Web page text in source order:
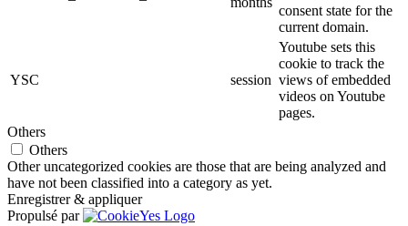
consent state for the
current domain.
YSC session
Youtube sets this
cookie to track the
views of embedded
videos on Youtube
pages.
Others
Others
Other uncategorized cookies are those that are being analyzed and
have not been classified into a category as yet.
Enregistrer & appliquer
Propulsé par